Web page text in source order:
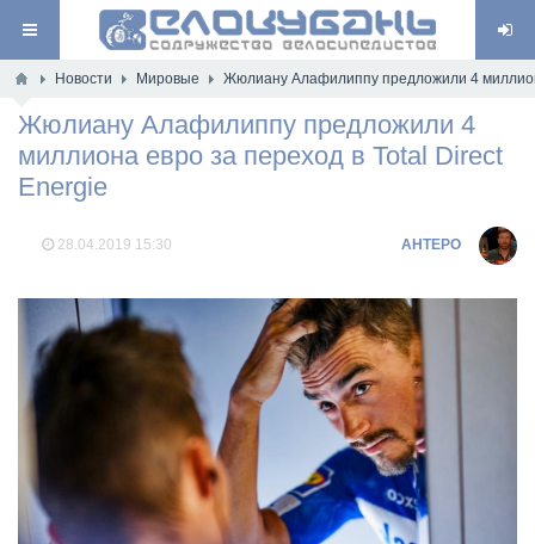
Новости Мировые Жюлиану Алафилиппу предложили 4
Жюлиану Алафилиппу предложили 4
миллиона евро за переход в Total Direct
Energie
28.04.2019 15:30 AHTEPO